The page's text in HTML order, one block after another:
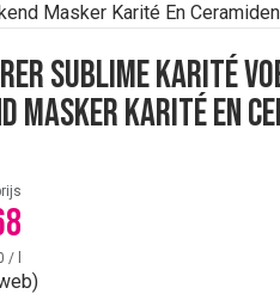
Masker Karité En
Sublime Karité
Masker Karité En
/